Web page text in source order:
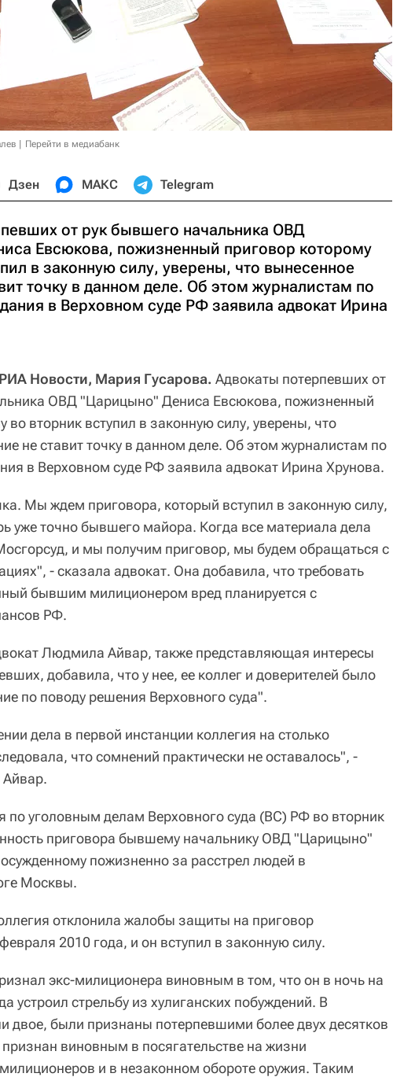
Перейти в медиабанк
Дзен МАКС Telegram
от рук бывшего начальника ОВД
Евсюкова, пожизненный приговор которому
в законную силу, уверены, что вынесенное
точку в данном деле. Об этом журналистам по
в Верховном суде РФ заявила адвокат Ирина
Новости, Мария Гусарова. Адвокаты потерпевших от
ОВД "Царицыно" Дениса Евсюкова, пожизненный
во вторник вступил в законную силу, уверены, что
не ставит точку в данном деле. Об этом журналистам по
в Верховном суде РФ заявила адвокат Ирина Хрунова.
Мы ждем приговора, который вступил в законную силу,
уже точно бывшего майора. Когда все материала дела
и мы получим приговор, мы будем обращаться с
- сказала адвокат. Она добавила, что требовать
бывшим милиционером вред планируется с
РФ.
Людмила Айвар, также представляющая интересы
добавила, что у нее, ее коллег и доверителей было
по поводу решения Верховного суда".
дела в первой инстанции коллегия на столько
что сомнений практически не оставалось", -
Айвар.
по уголовным делам Верховного суда (ВС) РФ во вторник
приговора бывшему начальнику ОВД "Царицыно"
пожизненно за расстрел людей в
Москвы.
отклонила жалобы защиты на приговор
2010 года, и он вступил в законную силу.
экс-милиционера виновным в том, что он в ночь на
устроил стрельбу из хулиганских побуждений. В
двое, были признаны потерпевшими более двух десятков
виновным в посягательстве на жизни
и в незаконном обороте оружия. Таким